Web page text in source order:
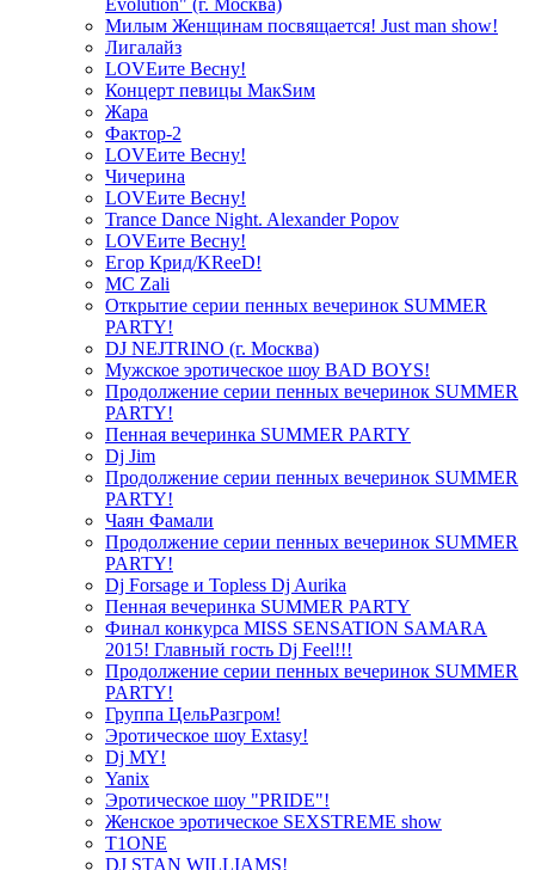
Evolution" (г. Москва)
Милым Женщинам посвящается! Just man show!
Лигалайз
LOVEите Весну!
Концерт певицы МакSим
Жара
Фактор-2
LOVEите Весну!
Чичерина
LOVEите Весну!
Trance Dance Night. Alexander Popov
LOVEите Весну!
Егор Крид/KReeD!
MC Zali
Открытие серии пенных вечеринок SUMMER
PARTY!
DJ NEJTRINO (г. Москва)
Мужское эротическое шоу BAD BOYS!
Продолжение серии пенных вечеринок SUMMER
PARTY!
Пенная вечеринка SUMMER PARTY
Dj Jim
Продолжение серии пенных вечеринок SUMMER
PARTY!
Чаян Фамали
Продолжение серии пенных вечеринок SUMMER
PARTY!
Dj Forsage и Topless Dj Aurika
Пенная вечеринка SUMMER PARTY
Финал конкурса MISS SENSATION SAMARA
2015! Главный гость Dj Feel!!!
Продолжение серии пенных вечеринок SUMMER
PARTY!
Группа ЦельРазгром!
Эротическое шоу Extasy!
Dj MY!
Yanix
Эротическое шоу "PRIDE"!
Женское эротическое SEXSTREME show
T1ONE
DJ STAN WILLIAMS!